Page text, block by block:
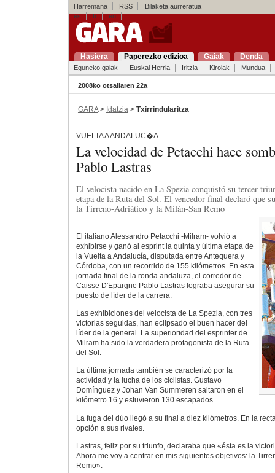
Harremana RSS
Bilaketa aurreratua
es
fr en
Hasiera Paperezko edizioa Gaiak Denda
Eguneko gaiak Euskal Herria Iritzia Kirolak Mundua
2008ko otsailaren 22a
GARA> Idatzia > Txirrindularitza
VUELTA A ANDALUC�A
La velocidad de Petacchi hace
Pablo Lastras
El velocista nacido en La Spezia conquistó su tercer
etapa de la Ruta del Sol. El vencedor final declaró que
la Tirreno-Adriático y la Milán-San Remo
El italiano Alessandro Petacchi -Milram- volvió a
exhibirse y ganó al esprint la quinta y última etapa de
la Vuelta a Andalucía, disputada entre Antequera y
Córdoba, con un recorrido de 155 kilómetros. En esta
jornada final de la ronda andaluza, el corredor de
Caisse D'Epargne Pablo Lastras lograba asegurar su
puesto de líder de la carrera.
Las exhibiciones del velocista de La Spezia, con tres
victorias seguidas, han eclipsado el buen hacer del
líder de la general. La superioridad del esprinter de
Milram ha sido la verdadera protagonista de la Ruta
del Sol.
La última jornada también se caracterizó por la
actividad y la lucha de los ciclistas. Gustavo
Domínguez y Johan Van Summeren saltaron en el
kilómetro 16 y estuvieron 130 escapados.
La fuga del dúo llegó a su final a diez kilómetros. En la
opción a sus rivales.
Lastras, feliz por su triunfo, declaraba que «ésta es la
Ahora me voy a centrar en mis siguientes objetivos: la
Remo».